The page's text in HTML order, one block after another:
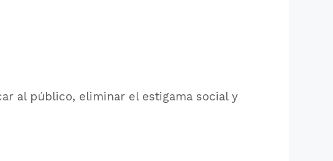
al público, eliminar el estigama social y